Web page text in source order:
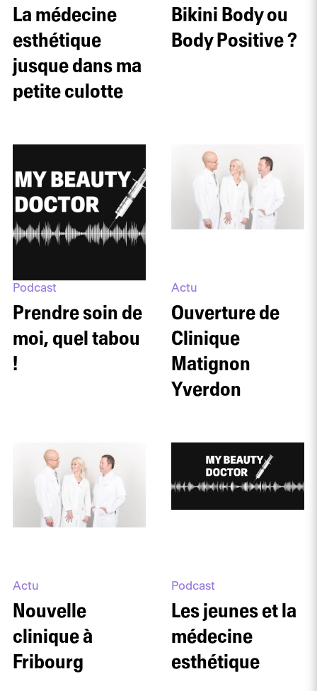
La médecine
esthétique
jusque dans ma
petite culotte
Bikini Body ou
Body Positive ?
Podcast
Prendre soin de
moi, quel tabou
!
Actu
Ouverture de
Clinique
Matignon
Yverdon
Actu
Nouvelle
clinique à
Fribourg
Podcast
Les jeunes et la
médecine
esthétique